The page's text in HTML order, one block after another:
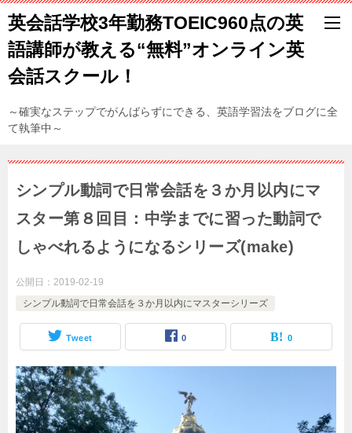
英会話学校3年勤務TOEIC960点の英
語講師が教える“無料”オンライン英
会話スクール！
～確実なステップでがんばらずにできる、英語学習法をブログに全
て執筆中～
シンプル動詞で日常会話を３か月以内にマ
スター第８回目：中学までに習った動詞で
しゃべれるようになるシリーズ(make)
公開日： 2019-02-19
シンプル動詞で日常会話を３か月以内にマスターシリーズ
Tweet 0 0